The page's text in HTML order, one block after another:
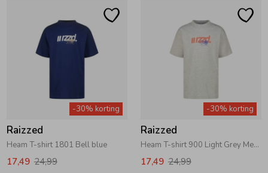
-30% korting
Raizzed
Heam T-shirt 1801 Bell blue
17,49 24,99
-30% korting
Raizzed
Heam T-shirt 900 Light Grey Melee
17,49 24,99